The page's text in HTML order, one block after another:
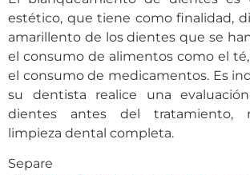
estético, que tiene como finalidad,
amarillento de los dientes que se
el consumo de alimentos como el
el consumo de medicamentos. Es
su dentista realice una
dientes antes del tratamiento,
limpieza dental completa.